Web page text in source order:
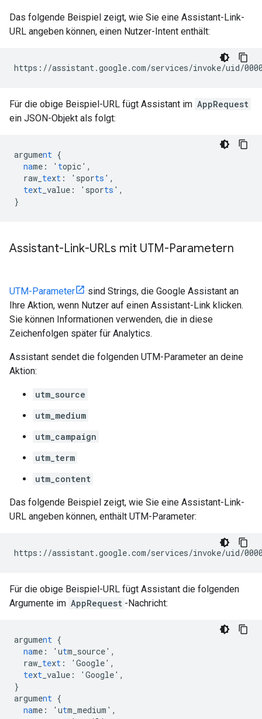
Das folgende Beispiel zeigt, wie Sie eine Assistant-Link-
URL angeben können, einen Nutzer-Intent enthält:
Für die obige Beispiel-URL fügt Assistant im AppRequest
ein JSON-Objekt als folgt:
argument {
name : ' topic' ,
raw_ text : 'sports ' ,
text _value : 'sports ' ,
}
Assistant-Link-URLs mit UTM-Parametern
UTM-Parameter
sind Strings, die Google Assistant an
Ihre Aktion, wenn Nutzer auf einen Assistant-Link klicken.
Sie können Informationen verwenden, die in diese
Zeichenfolgen später für Analytics.
Assistant sendet die folgenden UTM-Parameter an deine
Aktion:
utm_source
utm_medium
utm_campaign
utm_term
utm_content
Das folgende Beispiel zeigt, wie Sie eine Assistant-Link-
URL angeben können, enthält UTM-Parameter:
Für die obige Beispiel-URL fügt Assistant die folgenden
Argumente im AppRequest -Nachricht:
argument {
name : 'utm_source' ,
raw_ text : 'Google' ,
text _value : 'Google' ,
}
argument {
name : 'utm_medium' ,